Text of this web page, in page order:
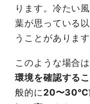
ります。冷たい
葉が思っている
うことがありま
このような場合
環境を確認する
般的に20〜30℃